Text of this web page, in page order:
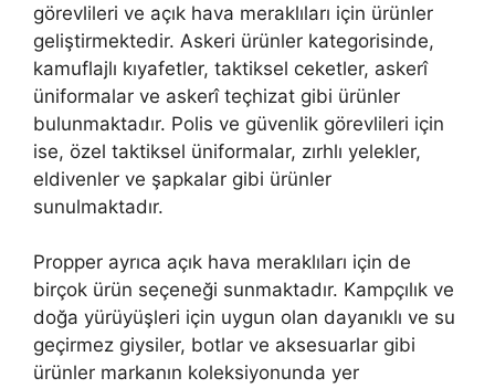
görevlileri ve açık hava meraklıları için ürünler
geliştirmektedir. Askeri ürünler kategorisinde,
kamuflajlı kıyafetler, taktiksel ceketler, askerî
üniformalar ve askerî teçhizat gibi ürünler
bulunmaktadır. Polis ve güvenlik görevlileri için
ise, özel taktiksel üniformalar, zırhlı yelekler,
eldivenler ve şapkalar gibi ürünler
sunulmaktadır.
Propper ayrıca açık hava meraklıları için de
birçok ürün seçeneği sunmaktadır. Kampçılık ve
doğa yürüyüşleri için uygun olan dayanıklı ve su
geçirmez giysiler, botlar ve aksesuarlar gibi
ürünler markanın koleksiyonunda yer